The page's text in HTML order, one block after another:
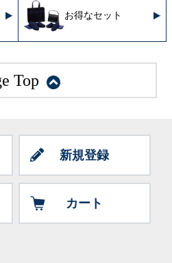
お得なセット
Top
新規登録
カート